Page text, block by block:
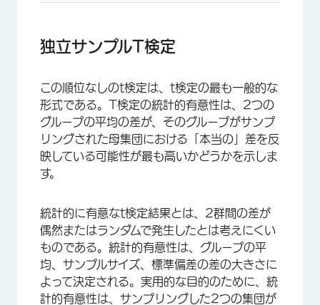
独立サンプルT検定
この順位なしのt検定は、t検定の最も一般的な
形式である。T検定の統計的有意性は、2つの
グループの平均の差が、そのグループがサンプ
リングされた母集団における「本当の」差を反
映している可能性が最も高いかどうかを示しま
す。
統計的に有意なt検定結果とは、2群間の差が
偶然またはランダムで発生したとは考えにくい
ものである。統計的有意性は、グループの平
均、サンプルサイズ、標準偏差の差の大きさに
よって決定される。実用的な目的のために、統
計的有意性は、サンプリングした2つの集団が